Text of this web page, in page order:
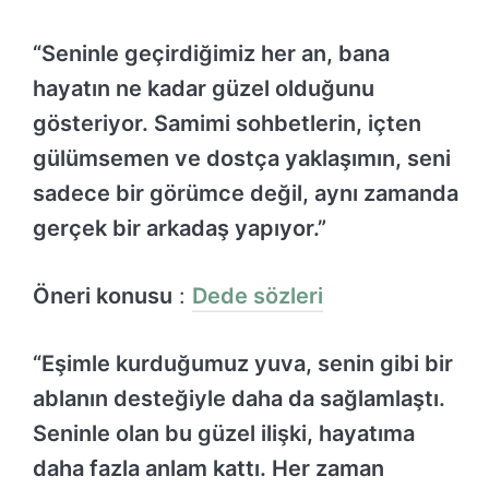
“Seninle geçirdiğimiz her an, bana
hayatın ne kadar güzel olduğunu
gösteriyor. Samimi sohbetlerin, içten
gülümsemen ve dostça yaklaşımın, seni
sadece bir görümce değil, aynı zamanda
gerçek bir arkadaş yapıyor.”
Öneri konusu : Dede sözleri
“Eşimle kurduğumuz yuva, senin gibi bir
ablanın desteğiyle daha da sağlamlaştı.
Seninle olan bu güzel ilişki, hayatıma
daha fazla anlam kattı. Her zaman